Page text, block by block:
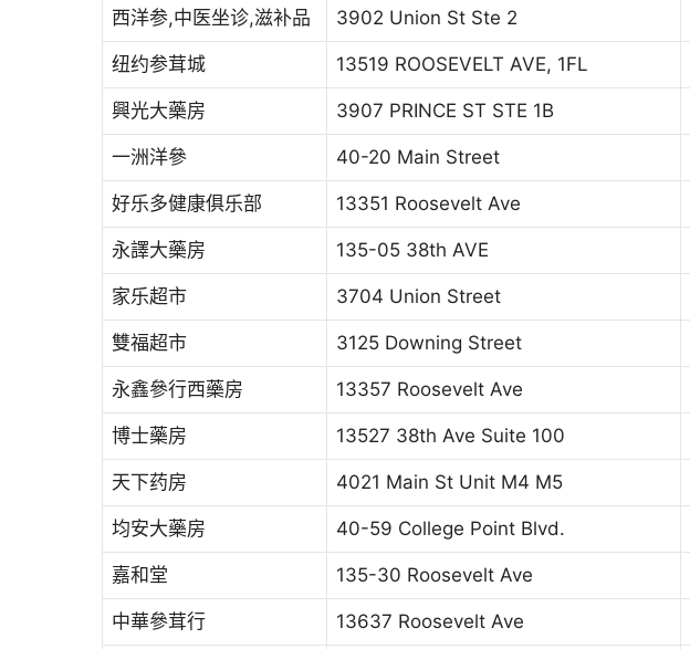
西洋参,中医坐诊,滋补品 3902 Union St Ste 2
纽约参茸城 13519 ROOSEVELT AVE, 1FL
興光大藥房 3907 PRINCE ST STE 1B
一洲洋參 40-20 Main Street
好乐多健康俱乐部 13351 Roosevelt Ave
永譯大藥房 135-05 38th AVE
家乐超市 3704 Union Street
雙福超市 3125 Downing Street
永鑫參行西藥房 13357 Roosevelt Ave
博士藥房 13527 38th Ave Suite 100
天下药房 4021 Main St Unit M4 M5
均安大藥房 40-59 College Point Blvd.
嘉和堂 135-30 Roosevelt Ave
中華參茸行 13637 Roosevelt Ave